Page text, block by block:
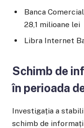
Banca
28,1 milioane lei
Libra Internet
Schimb de
în perioada
Investigația a
schimb de